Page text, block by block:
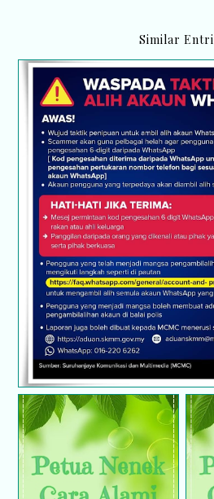
Similar
Waspada taktik ambil alih
Cara alami hilangkan
panau